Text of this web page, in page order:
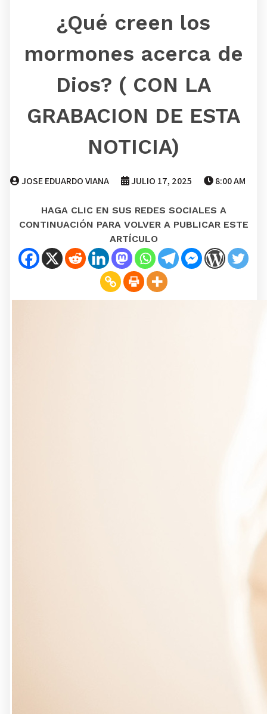
¿Qué creen los
mormones acerca de
Dios? ( CON LA
GRABACION DE ESTA
NOTICIA)
JOSE EDUARDO VIANA JULIO 17, 2025 8:00 AM
HAGA CLIC EN SUS REDES SOCIALES A
CONTINUACIÓN PARA VOLVER A PUBLICAR ESTE
ARTÍCULO